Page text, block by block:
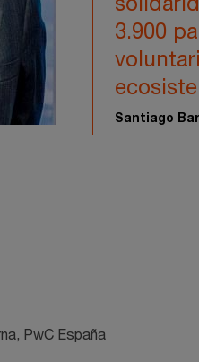
3.900
Santiago
PwC España